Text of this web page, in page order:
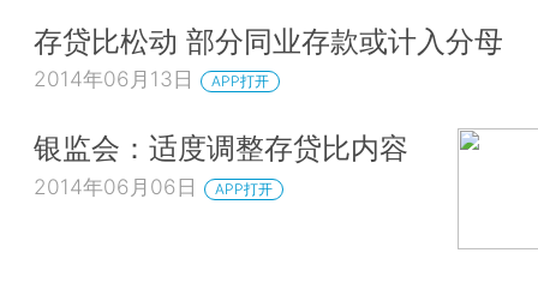
存贷比松动 部分同业存款或计入分母
2014年06月13日 APP打开
银监会：适度调整存贷比内容
2014年06月06日 APP打开